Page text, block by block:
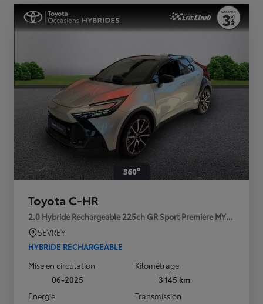
Toyota C-HR
2.0 Hybride Rechargeable 225ch GR Sport Premiere MY25
SEVREY
HYBRIDE RECHARGEABLE
Mise en circulation
06-2025
Kilométrage
3 145 km
Energie
Transmission